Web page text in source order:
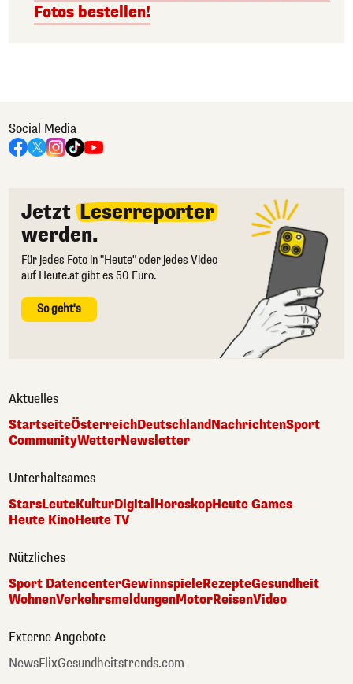
Fotos bestellen!
Social Media
Jetzt Leserreporter
werden.
Für jedes Foto in "Heute" oder jedes Video
auf Heute.at gibt es 50 Euro.
So geht's
Aktuelles
StartseiteÖsterreichDeutschlandNachrichtenSport
CommunityWetterNewsletter
Unterhaltsames
StarsLeuteKulturDigital HoroskopHeute Games
Heute KinoHeute TV
Nützliches
Sport DatencenterGewinnspieleRezepteGesundheit
WohnenVerkehrsmeldungenMotorReisenVideo
Externe Angebote
NewsFlixGesundheitstrends.com